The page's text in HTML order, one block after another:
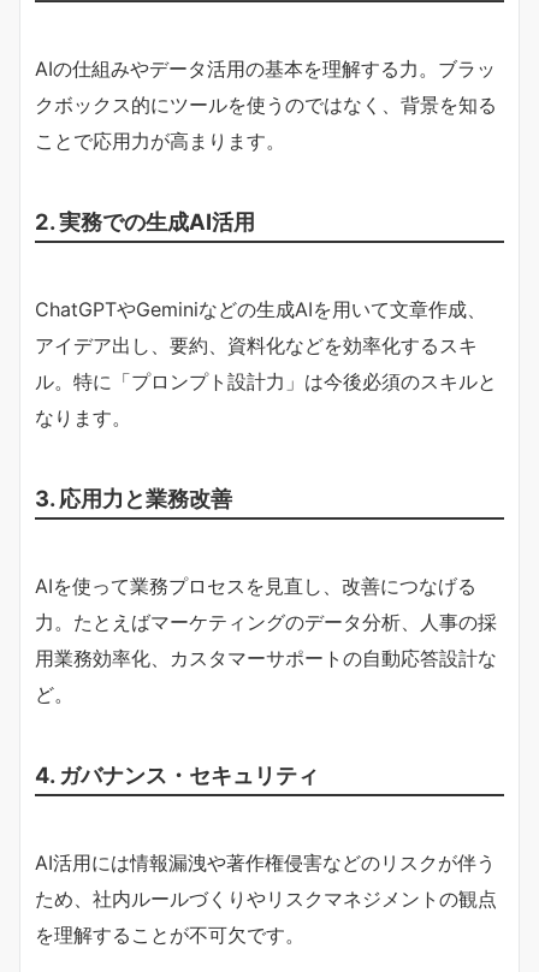
AIの仕組みやデータ活用の基本を理解する力。ブラッ
クボックス的にツールを使うのではなく、背景を知る
ことで応用力が高まります。
2. 実務での生成AI活用
ChatGPTやGeminiなどの生成AIを用いて文章作成、
アイデア出し、要約、資料化などを効率化するスキ
ル。特に「プロンプト設計力」は今後必須のスキルと
なります。
3. 応用力と業務改善
AIを使って業務プロセスを見直し、改善につなげる
力。たとえばマーケティングのデータ分析、人事の採
用業務効率化、カスタマーサポートの自動応答設計な
ど。
4. ガバナンス・セキュリティ
AI活用には情報漏洩や著作権侵害などのリスクが伴う
ため、社内ルールづくりやリスクマネジメントの観点
を理解することが不可欠です。